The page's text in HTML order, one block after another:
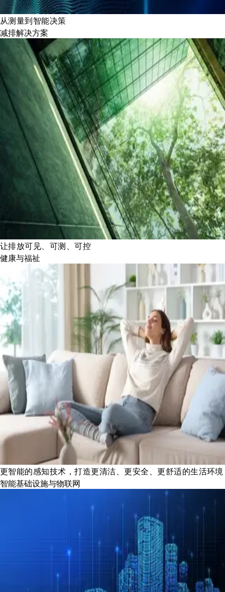
从测量到智能决策
减排解决方案
让排放可见、可测、可控
健康与福祉
更智能的感知技术，打造更清洁、更安全、更舒适的生活环境
智能基础设施与物联网